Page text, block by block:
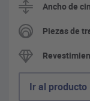
Ancho de
Piezas de
Ir al producto